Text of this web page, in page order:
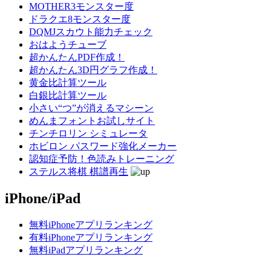
MOTHER3モンスター度
ドラクエ8モンスター度
DQMJスカウト能力チェック
おはようチューブ
超かんたんPDF作成！
超かんたん3D円グラフ作成！
黄金比計算ツール
白銀比計算ツール
小さい“つ”が消えるマシーン
めんまフォントお試しサイト
チンチロリン シミュレータ
ホビロン パスワード強化メーカー
認知症予防！色読みトレーニング
ステルス将棋 棋譜再生
iPhone/iPad
無料iPhoneアプリランキング
有料iPhoneアプリランキング
無料iPadアプリランキング